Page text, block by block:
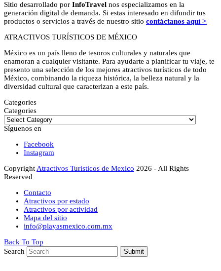
Sitio desarrollado por InfoTravel nos especializamos en la
generación digital de demanda. Si estas interesado en difundir tus
productos o servicios a través de nuestro sitio contáctanos aquí >
ATRACTIVOS TURÍSTICOS DE MÉXICO
México es un país lleno de tesoros culturales y naturales que
enamoran a cualquier visitante. Para ayudarte a planificar tu viaje, te
presento una selección de los mejores atractivos turísticos de todo
México, combinando la riqueza histórica, la belleza natural y la
diversidad cultural que caracterizan a este país.
Categories
Categories
Síguenos en
Facebook
Instagram
CopyrightAtractivos Turisticos de Mexico 2026 - All Rights
Reserved
Contacto
Atractivos por estado
Atractivos por actividad
Mapa del sitio
info@playasmexico.com.mx
Back To Top
Search
Submit